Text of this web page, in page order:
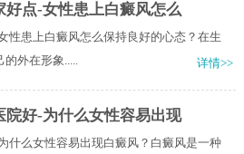
好点-女性患上白癜风怎么
性患上白癜风怎么保持良好的心态？在生
外在形象.....
详情>>
院好-为什么女性容易出现
什么女性容易出现白癜风？白癜风是一种